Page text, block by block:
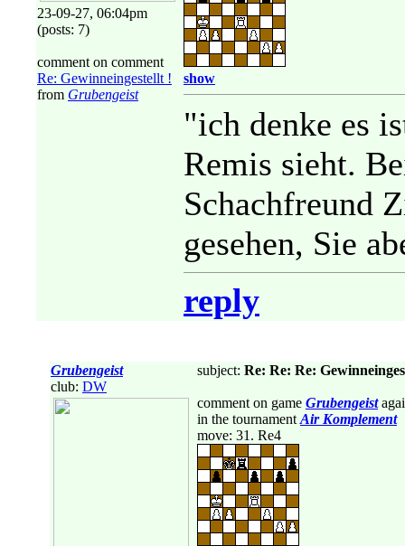
23-09-27, 06:04pm
(posts: 7)
comment on comment
Re: Gewinneingestellt !
from Grubengeist
show
"ich denke es
Remis sieht.
Schachfreund
gesehen, Sie
reply
Grubengeist
club: DW
subject: Re: Re: Re:
comment on game Grubengeist
in the tournament Air Komplement
move: 31. Re4